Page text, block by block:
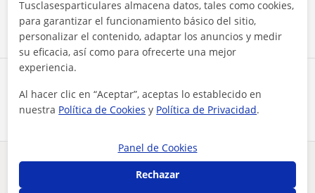
Contactar ahora
¿Hay algún error en este perfil?
Tusclasesparticulares almacena datos, tales como cookies,
para garantizar el funcionamiento básico del sitio,
personalizar el contenido, adaptar los anuncios y medir
su eficacia, así como para ofrecerte una mejor
experiencia.
Al hacer clic en “Aceptar”, aceptas lo establecido en
nuestra Política de Cookies y Política de Privacidad.
Panel de Cookies
Rechazar